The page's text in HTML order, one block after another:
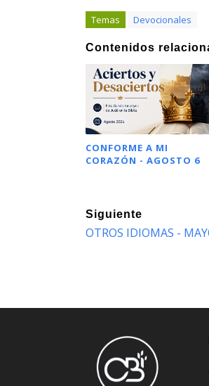
Temas Devocionales
Contenidos
CONFORME A MI
CORAZÓN - AGOSTO 6
Siguiente
OTROS IDIOMAS -